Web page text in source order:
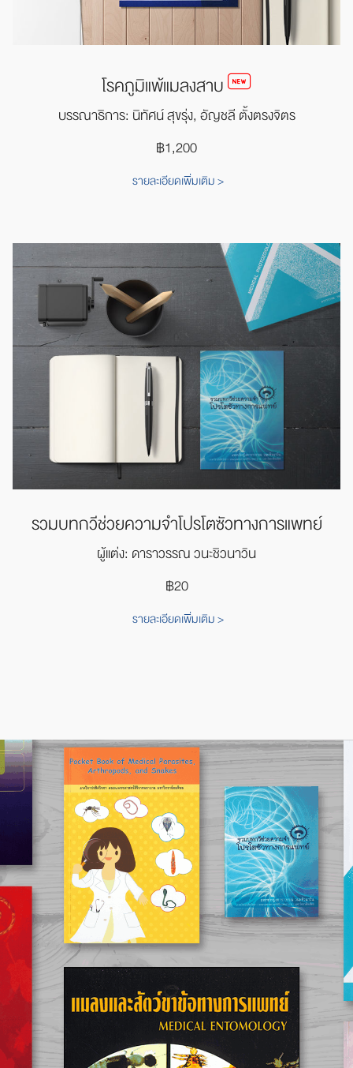
โรคภูมิแพ้แมลงสาบ
บรรณาธิการ: นิทัศน์ สุขรุ่ง, อัญชลี ตั้งตรงจิตร
฿1,200
รายละเอียดเพิ่มเติม >
รวมบทกวีช่วยความจำโปรโตซัวทางการแพทย์
ผู้แต่ง: ดาราวรรณ วนะชิวนาวิน
฿20
รายละเอียดเพิ่มเติม >